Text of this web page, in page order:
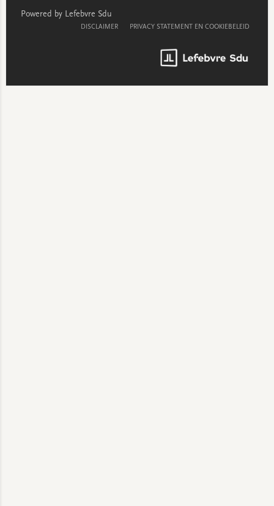
Powered by Lefebvre Sdu
DISCLAIMER PRIVACY STATEMENT EN COOKIEBELEID